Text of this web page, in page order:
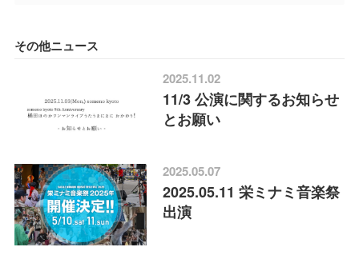
その他ニュース
2025.11.02
11/3 公演に関するお知らせ
とお願い
2025.05.07
2025.05.11 栄ミナミ音楽祭
出演